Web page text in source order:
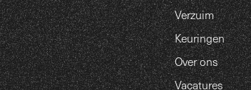
Verzuim
Keuringen
Over ons
Vacatures